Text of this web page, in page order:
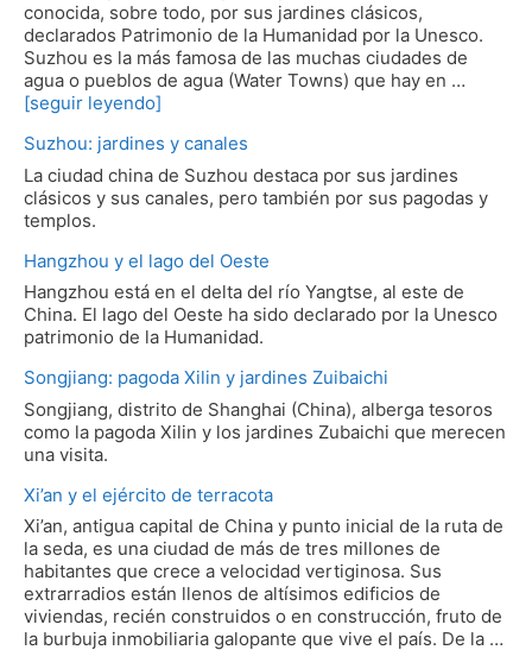
conocida, sobre todo, por sus jardines clásicos,
declarados Patrimonio de la Humanidad por la Unesco.
Suzhou es la más famosa de las muchas ciudades de
agua o pueblos de agua (Water Towns) que hay en …
[seguir leyendo]
Suzhou: jardines y canales
La ciudad china de Suzhou destaca por sus jardines
clásicos y sus canales, pero también por sus pagodas y
templos.
Hangzhou y el lago del Oeste
Hangzhou está en el delta del río Yangtse, al este de
China. El lago del Oeste ha sido declarado por la Unesco
patrimonio de la Humanidad.
Songjiang: pagoda Xilin y jardines Zuibaichi
Songjiang, distrito de Shanghai (China), alberga tesoros
como la pagoda Xilin y los jardines Zubaichi que merecen
una visita.
Xi’an y el ejército de terracota
Xi’an, antigua capital de China y punto inicial de la ruta de
la seda, es una ciudad de más de tres millones de
habitantes que crece a velocidad vertiginosa. Sus
extrarradios están llenos de altísimos edificios de
viviendas, recién construidos o en construcción, fruto de
la burbuja inmobiliaria galopante que vive el país. De la …